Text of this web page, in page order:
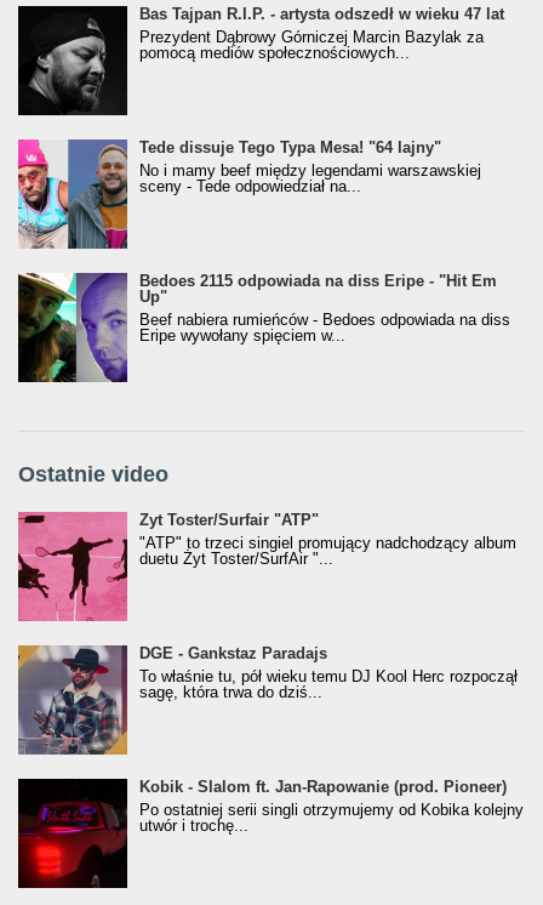
Bas Tajpan R.I.P. - artysta odszedł w wieku 47 lat
Prezydent Dąbrowy Górniczej Marcin Bazylak za
pomocą mediów społecznościowych...
Tede dissuje Tego Typa Mesa! "64 lajny"
No i mamy beef między legendami warszawskiej
sceny - Tede odpowiedział na...
Bedoes 2115 odpowiada na diss Eripe - "Hit Em
Up"
Beef nabiera rumieńców - Bedoes odpowiada na diss
Eripe wywołany spięciem w...
Ostatnie video
Żyt Toster/SurfAir - ATP VIDEO
Żyt Toster/Surfair "ATP"
"ATP" to trzeci singiel promujący nadchodzący album
duetu Żyt Toster/SurfAir "...
donGURALesko z nagrodą za
Klasyczny/Trueschoolowy Album Roku
(Popkillery 2023)
DGE - Gankstaz Paradajs
To właśnie tu, pół wieku temu DJ Kool Herc rozpoczął
sagę, która trwa do dziś...
Kobik - Slalom ft. Jan-Rapowanie (prod. Pioneer)
[Official Music Visualiser]
Kobik - Slalom ft. Jan-Rapowanie (prod. Pioneer)
Po ostatniej serii singli otrzymujemy od Kobika kolejny
utwór i trochę...